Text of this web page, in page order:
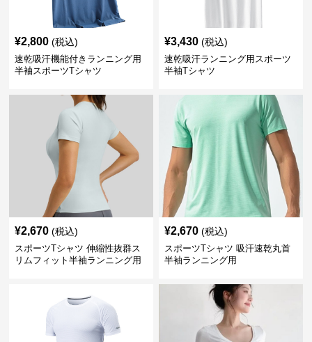
¥2,800 (税込)
速乾吸汗機能付きランニング用
半袖スポーツTシャツ
¥3,430 (税込)
速乾吸汗ランニング用スポーツ
半袖Tシャツ
¥2,670 (税込)
スポーツTシャツ 伸縮性抜群ス
リムフィット半袖ランニング用
¥2,670 (税込)
スポーツTシャツ 吸汗速乾丸首
半袖ランニング用